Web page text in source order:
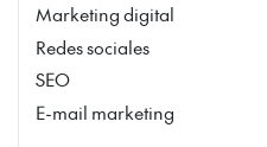
Marketing digital
Redes sociales
SEO
E-mail marketing